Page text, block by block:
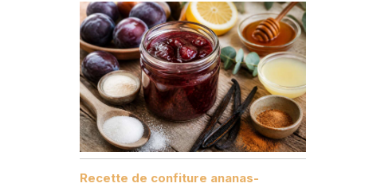
Recette de confiture ananas-